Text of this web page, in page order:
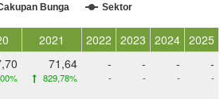
Bunga Sektor
2021 2022 2023 2024 2025
71,64
829,78%
-
-
-
-
-
-
-
-